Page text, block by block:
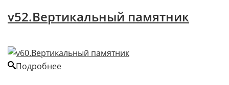
v52.Вертикальный памятник
Подробнее